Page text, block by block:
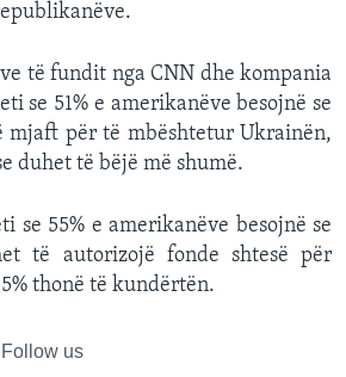
të fundit nga CNN dhe kompania
se 51% e amerikanëve besojnë se
mjaft për të mbështetur Ukrainën,
duhet të bëjë më shumë.
se 55% e amerikanëve besojnë se
të autorizojë fonde shtesë për
thonë të kundërtën.
Follow us